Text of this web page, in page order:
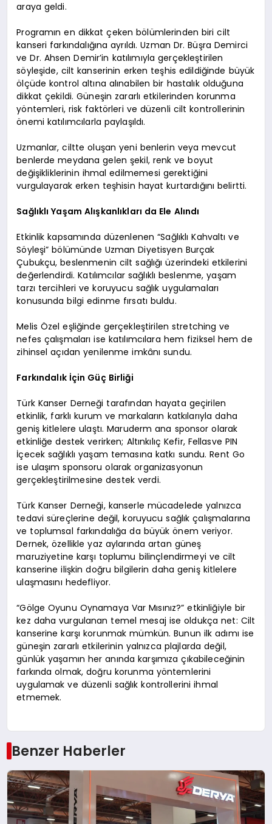
araya geldi.
Programın en dikkat çeken bölümlerinden biri cilt
kanseri farkındalığına ayrıldı. Uzman Dr. Büşra Demirci
ve Dr. Ahsen Demir’in katılımıyla gerçekleştirilen
söyleşide, cilt kanserinin erken teşhis edildiğinde büyük
ölçüde kontrol altına alınabilen bir hastalık olduğuna
dikkat çekildi. Güneşin zararlı etkilerinden korunma
yöntemleri, risk faktörleri ve düzenli cilt kontrollerinin
önemi katılımcılarla paylaşıldı.
Uzmanlar, ciltte oluşan yeni benlerin veya mevcut
benlerde meydana gelen şekil, renk ve boyut
değişikliklerinin ihmal edilmemesi gerektiğini
vurgulayarak erken teşhisin hayat kurtardığını belirtti.
Sağlıklı Yaşam Alışkanlıkları da Ele Alındı
Etkinlik kapsamında düzenlenen “Sağlıklı Kahvaltı ve
Söyleşi” bölümünde Uzman Diyetisyen Burçak
Çubukçu, beslenmenin cilt sağlığı üzerindeki etkilerini
değerlendirdi. Katılımcılar sağlıklı beslenme, yaşam
tarzı tercihleri ve koruyucu sağlık uygulamaları
konusunda bilgi edinme fırsatı buldu.
Melis Özel eşliğinde gerçekleştirilen stretching ve
nefes çalışmaları ise katılımcılara hem fiziksel hem de
zihinsel açıdan yenilenme imkânı sundu.
Farkındalık İçin Güç Birliği
Türk Kanser Derneği tarafından hayata geçirilen
etkinlik, farklı kurum ve markaların katkılarıyla daha
geniş kitlelere ulaştı. Maruderm ana sponsor olarak
etkinliğe destek verirken; Altınkılıç Kefir, Fellasve PIN
İçecek sağlıklı yaşam temasına katkı sundu. Rent Go
ise ulaşım sponsoru olarak organizasyonun
gerçekleştirilmesine destek verdi.
Türk Kanser Derneği, kanserle mücadelede yalnızca
tedavi süreçlerine değil, koruyucu sağlık çalışmalarına
ve toplumsal farkındalığa da büyük önem veriyor.
Dernek, özellikle yaz aylarında artan güneş
maruziyetine karşı toplumu bilinçlendirmeyi ve cilt
kanserine ilişkin doğru bilgilerin daha geniş kitlelere
ulaşmasını hedefliyor.
“Gölge Oyunu Oynamaya Var Mısınız?” etkinliğiyle bir
kez daha vurgulanan temel mesaj ise oldukça net: Cilt
kanserine karşı korunmak mümkün. Bunun ilk adımı ise
güneşin zararlı etkilerinin yalnızca plajlarda değil,
günlük yaşamın her anında karşımıza çıkabileceğinin
farkında olmak, doğru korunma yöntemlerini
uygulamak ve düzenli sağlık kontrollerini ihmal
etmemek.
Benzer Haberler